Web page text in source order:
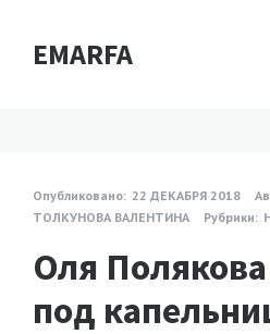
EMARFA
Опубликовано: 22 ДЕКАБРЯ 2018
ТОЛКУНОВА ВАЛЕНТИНА
Рубрики:
Оля
под